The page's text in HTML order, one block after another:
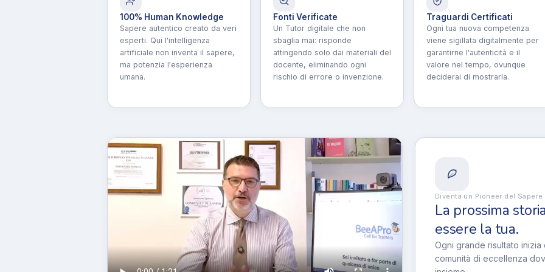
100% Human Knowledge
Sapere autentico creato da veri
esperti. Qui l'intelligenza
artificiale non inventa il sapere,
ma potenzia l'esperienza
umana.
Fonti Verificate
Un Tutor digitale che non
sbaglia mai: risponde
attingendo solo dai materiali del
docente, eliminando ogni
rischio di errore o invenzione.
Traguardi Certificati
Ogni tua nuova competenza
viene sigillata digitalmente per
garantirne l'autenticità e il
valore nel tempo, ovunque
deciderai di mostrarla.
Diventa un Pioneer del Sapere
La prossima
essere la tua.
Ogni grande risultato inizia
comunità di eccellenza